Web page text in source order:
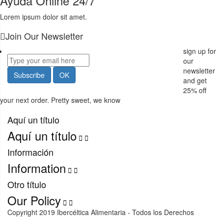
Lorem ipsum dolor sit amet.
Join Our Newsletter
sign up for
our
newsletter
and get
25% off
your next order. Pretty sweet, we know
Aquí un título
Aquí un título  
Información
Information  
Otro título
Our Policy  
Copyright 2019 Ibercéltica Alimentaria - Todos los Derechos